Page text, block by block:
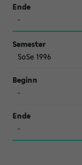
-
SoSe 1996
-
-